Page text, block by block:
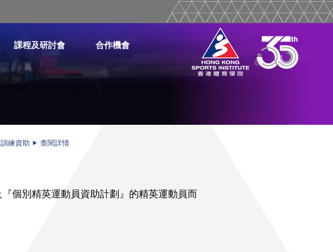
課程及研討會 合作機會
練資助 查閱詳情
個別精英運動員資助計劃』的精英運動員而